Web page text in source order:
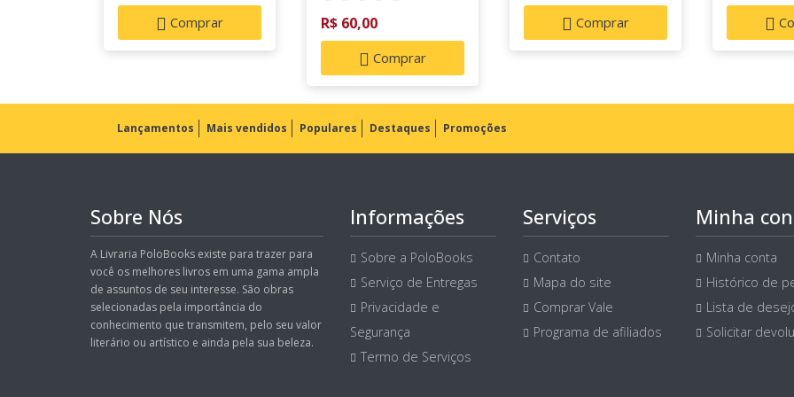
Comprar R$ 60,00
Comprar
Comprar
Lançamentos Mais vendidos Populares Destaques Promoções
Sobre Nós
A Livraria PoloBooks existe para trazer para
você os melhores livros em uma gama ampla
de assuntos de seu interesse. São obras
selecionadas pela importância do
conhecimento que transmitem, pelo seu valor
literário ou artístico e ainda pela sua beleza.
Informações
Sobre a PoloBooks
Serviço de Entregas
Privacidade e
Segurança
Termo de Serviços
Serviços
Contato
Mapa do site
Comprar Vale
Programa de afiliados
Minha
Minha conta
Histórico de
Lista de
Solicitar